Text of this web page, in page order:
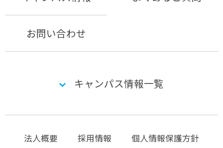
お問い合わせ
キャンパス情報一覧
法人概要 採用情報 個人情報保護方針